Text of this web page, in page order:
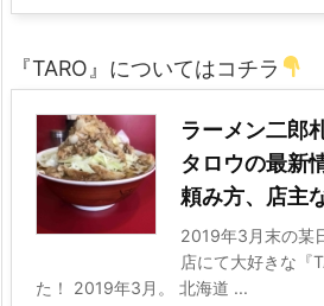
『TARO』についてはコチラ
ラーメン二郎
タロウの最新
頼み方、店主
2019年3月末の某
店にて大好きな『
た！ 2019年3月。 北海道 ...